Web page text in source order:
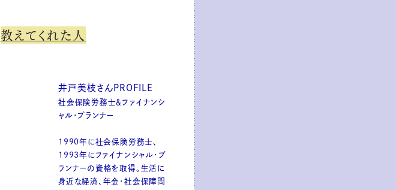
教えてくれた人
井戸美枝さんPROFILE
社会保険労務士＆ファイナンシ
ャル・プランナー
1990年に社会保険労務士、
1993年にファイナンシャル・プ
ランナーの資格を取得。生活に
身近な経済、年金・社会保障問